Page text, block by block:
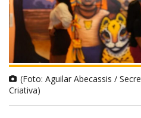
(Foto: Aguilar Abecassis /
Criativa)